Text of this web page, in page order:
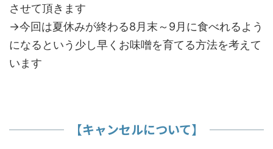
させて頂きます
→今回は夏休みが終わる8月末～9月に食べれるよう
になるという少し早くお味噌を育てる方法を考えて
います
​【キャンセルについて】